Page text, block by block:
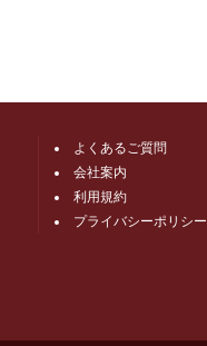
よくあるご質問
会社案内
利用規約
プライバシーポリシー